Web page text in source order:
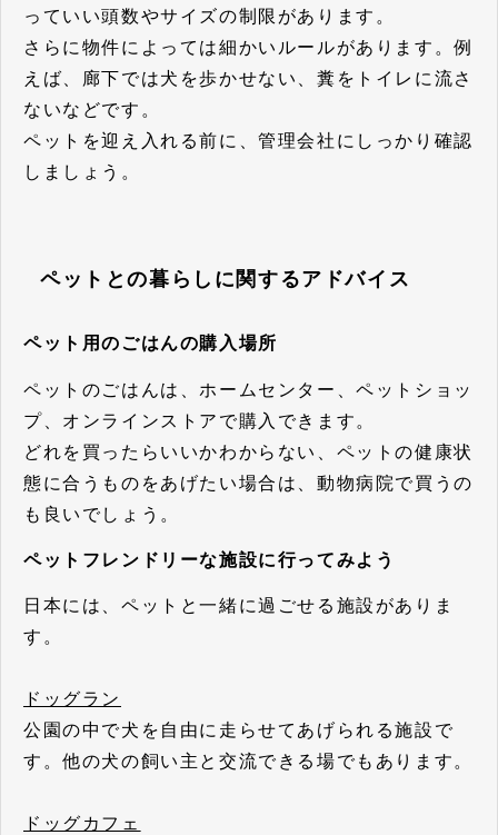
っていい頭数やサイズの制限があります。
さらに物件によっては細かいルールがあります。例
えば、廊下では犬を歩かせない、糞をトイレに流さ
ないなどです。
ペットを迎え入れる前に、管理会社にしっかり確認
しましょう。
ペットとの暮らしに関するアドバイス
ペット用のごはんの購入場所
ペットのごはんは、ホームセンター、ペットショッ
プ、オンラインストアで購入できます。
どれを買ったらいいかわからない、ペットの健康状
態に合うものをあげたい場合は、動物病院で買うの
も良いでしょう。
ペットフレンドリーな施設に行ってみよう
日本には、ペットと一緒に過ごせる施設がありま
す。
ドッグラン
公園の中で犬を自由に走らせてあげられる施設で
す。他の犬の飼い主と交流できる場でもあります。
ドッグカフェ